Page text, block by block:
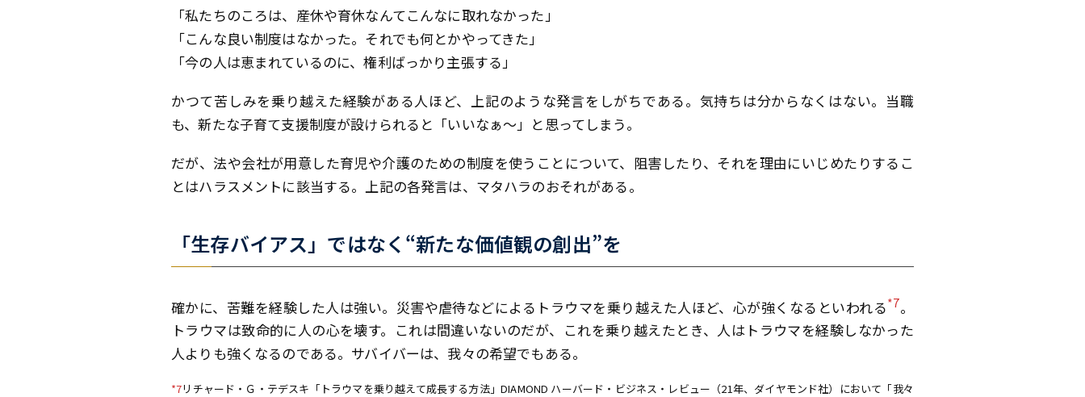
「私たちのころは、産休や育休なんてこんなに取れなかった」
「こんな良い制度はなかった。それでも何とかやってきた」
「今の人は恵まれているのに、権利ばっかり主張する」
かつて苦しみを乗り越えた経験がある人ほど、上記のような発言をしがちである。気持ちは分からなくはない。当職
も、新たな子育て支援制度が設けられると「いいなぁ〜」と思ってしまう。
だが、法や会社が用意した育児や介護のための制度を使うことについて、阻害したり、それを理由にいじめたりするこ
とはハラスメントに該当する。上記の各発言は、マタハラのおそれがある。
「生存バイアス」ではなく“新たな価値観の創出”を
確かに、苦難を経験した人は強い。災害や虐待などによるトラウマを乗り越えた人ほど、心が強くなるといわれる*7。
トラウマは致命的に人の心を壊す。これは間違いないのだが、これを乗り越えたとき、人はトラウマを経験しなかった
人よりも強くなるのである。サバイバーは、我々の希望でもある。
*7リチャード・Ｇ・テデスキ「トラウマを乗り越えて成長する方法」DIAMOND ハーバード・ビジネス・レビュー（21年、ダイヤモンド社）において「我々